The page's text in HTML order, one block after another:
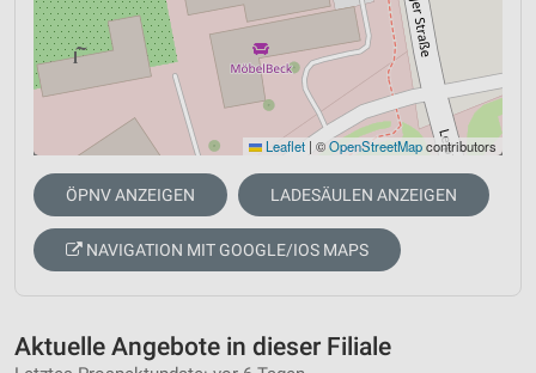
Leaflet | ©OpenStreetMapcontributors
ÖPNV ANZEIGEN LADESÄULEN ANZEIGEN
NAVIGATION MIT GOOGLE/IOS MAPS
Aktuelle Angebote in dieser Filiale